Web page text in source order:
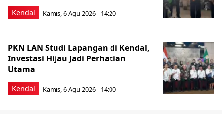
Kendal Kamis, 6 Agu 2026 - 14:20
Kendal
PKN LAN Studi Lapangan di Kendal,
Investasi Hijau Jadi Perhatian
Utama
Kamis, 6 Agu 2026 - 14:00